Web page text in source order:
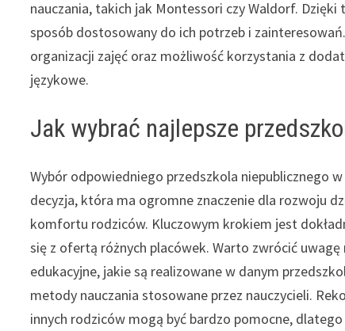
nauczania, takich jak Montessori czy Waldorf.
sposób dostosowany do ich potrzeb i
organizacji zajęć oraz możliwość korzystania z
językowe.
Jak wybrać najlepsze
Wybór odpowiedniego przedszkola niepublicznego
decyzja, która ma ogromne znaczenie dla rozwoju
komfortu rodziców. Kluczowym krokiem jest
się z ofertą różnych placówek. Warto zwrócić uwagę
edukacyjne, jakie są realizowane w danym
metody nauczania stosowane przez nauczycieli.
innych rodziców mogą być bardzo pomocne,